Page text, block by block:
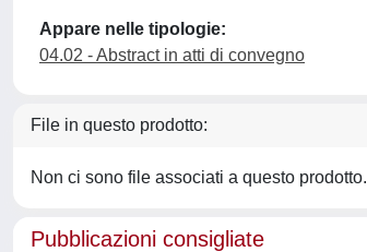
Appare nelle tipologie:
04.02 - Abstract in atti di convegno
File in questo prodotto:
Non ci sono file associati a questo prodotto.
Pubblicazioni consigliate